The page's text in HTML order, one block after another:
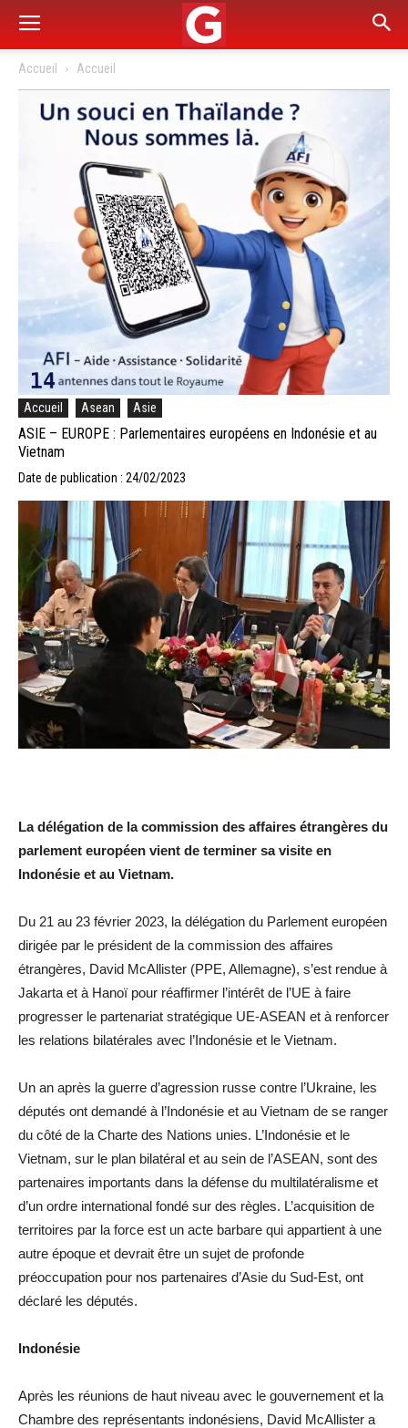
Accueil Accueil
Accueil Asean Asie
ASIE – EUROPE : Parlementaires européens en Indonésie et au
Vietnam
Date de publication : 24/02/2023
La délégation de la commission des affaires étrangères du
parlement européen vient de terminer sa visite en
Indonésie et au Vietnam.
Du 21 au 23 février 2023, la délégation du Parlement européen
dirigée par le président de la commission des affaires
étrangères, David McAllister (PPE, Allemagne), s’est rendue à
Jakarta et à Hanoï pour réaffirmer l’intérêt de l’UE à faire
progresser le partenariat stratégique UE-ASEAN et à renforcer
les relations bilatérales avec l’Indonésie et le Vietnam.
Un an après la guerre d’agression russe contre l’Ukraine, les
députés ont demandé à l’Indonésie et au Vietnam de se ranger
du côté de la Charte des Nations unies. L’Indonésie et le
Vietnam, sur le plan bilatéral et au sein de l’ASEAN, sont des
partenaires importants dans la défense du multilatéralisme et
d’un ordre international fondé sur des règles. L’acquisition de
territoires par la force est un acte barbare qui appartient à une
autre époque et devrait être un sujet de profonde
préoccupation pour nos partenaires d’Asie du Sud-Est, ont
déclaré les députés.
Indonésie
Après les réunions de haut niveau avec le gouvernement et la
Chambre des représentants indonésiens, David McAllister a